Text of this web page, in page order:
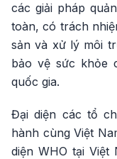
các giải pháp
toàn, có trách
sản và xử lý môi
bảo vệ sức khỏe
quốc gia.
Đại diện các tổ
hành cùng Việt
diện WHO tại Việt